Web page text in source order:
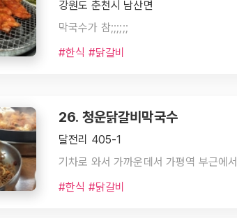
강원도 춘천시 남산면
막국수가 참;;;;;;
#한식 #닭갈비
26. 청운닭갈비막국수
달전리 405-1
#한식 #닭갈비